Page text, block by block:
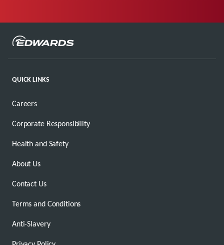
QUICK LINKS
Careers
Corporate Responsibility
Health and Safety
About Us
Contact Us
Terms and Conditions
Anti-Slavery